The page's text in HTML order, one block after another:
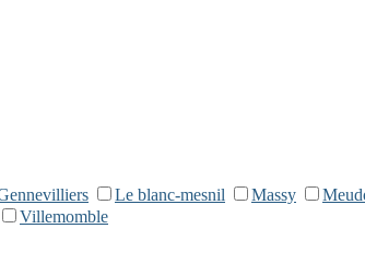
Le blanc-mesnil Massy
Villemomble